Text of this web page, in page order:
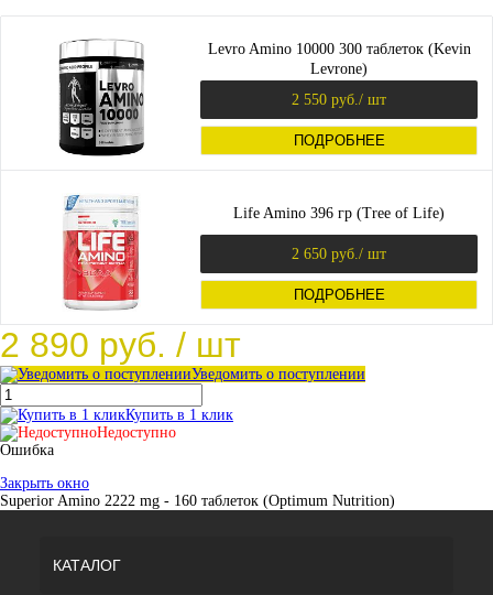
Levro Amino 10000 300 таблеток (Kevin
Levrone)
2 550 руб. / шт
ПОДРОБНЕЕ
Life Amino 396 гр (Tree of Life)
2 650 руб. / шт
ПОДРОБНЕЕ
2 890 руб. / шт
Уведомить о поступлении
Купить в 1 клик
Недоступно
Ошибка
Закрыть окно
Superior Amino 2222 mg - 160 таблеток (Optimum Nutrition)
КАТАЛОГ